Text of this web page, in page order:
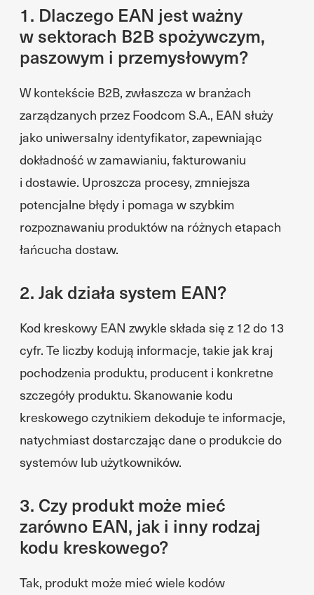
1. Dlaczego EAN jest ważny
w sektorach B2B spożywczym,
paszowym i przemysłowym?
W kontekście B2B, zwłaszcza w branżach
zarządzanych przez Foodcom S.A., EAN służy
jako uniwersalny identyfikator, zapewniając
dokładność w zamawianiu, fakturowaniu
i dostawie. Uproszcza procesy, zmniejsza
potencjalne błędy i pomaga w szybkim
rozpoznawaniu produktów na różnych etapach
łańcucha dostaw.
2. Jak działa system EAN?
Kod kreskowy EAN zwykle składa się z 12 do 13
cyfr. Te liczby kodują informacje, takie jak kraj
pochodzenia produktu, producent i konkretne
szczegóły produktu. Skanowanie kodu
kreskowego czytnikiem dekoduje te informacje,
natychmiast dostarczając dane o produkcie do
systemów lub użytkowników.
3. Czy produkt może mieć
zarówno EAN, jak i inny rodzaj
kodu kreskowego?
Tak, produkt może mieć wiele kodów